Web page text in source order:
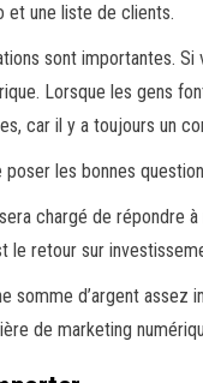
et une liste de clients.
sont importantes. Si
Lorsque les gens
car il y a toujours un
les bonnes
chargé de répondre
le retour sur
somme d’argent assez
de marketing